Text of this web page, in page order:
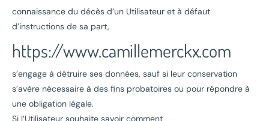
connaissance du décès d’un Utilisateur et à défaut
d’instructions de sa part,
https://www.camillemerckx.com
s’engage à détruire ses données, sauf si leur conservation
s’avère nécessaire à des fins probatoires ou pour répondre à
une obligation légale.
Si l’Utilisateur souhaite savoir comment